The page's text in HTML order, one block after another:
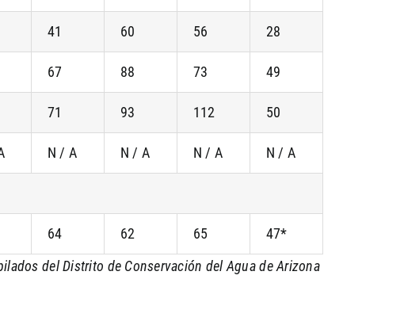
41 60 56 28
67 88 73 49
71 93 112 50
N / A N / A N / A N / A
64 62 65
47*
del Distrito de Conservación del Agua de Arizona